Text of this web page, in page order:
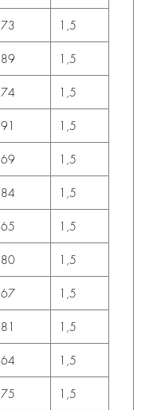
73 1,5
89 1,5
74 1,5
91 1,5
69 1,5
84 1,5
65 1,5
80 1,5
67 1,5
81 1,5
64 1,5
75 1,5